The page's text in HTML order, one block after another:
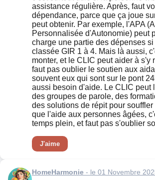
assistance régulière. Après, faut
dépendance, parce que ça joue
peut obtenir. Par exemple, l'APA
Personnalisée d'Autonomie) peut
charge une partie des dépenses
classée GIR 1 à 4. Mais là aussi,
monter, et le CLIC peut aider à s'y
faut pas oublier le soutien aux
souvent eux qui sont sur le pont
aussi besoin d'aide. Le CLIC peut
des groupes de parole, des
des solutions de répit pour
que l'aide aux personnes âgées,
temps plein, et faut pas s'oublier
J'aime
HomeHarmonie - le 01 Novembre